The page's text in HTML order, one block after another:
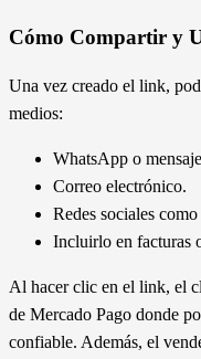
Cómo Compartir y
Una vez creado el link,
medios:
WhatsApp o
Correo electrónico.
Redes sociales
Incluirlo en facturas
Al hacer clic en el link, el
de Mercado Pago donde
confiable. Además, el